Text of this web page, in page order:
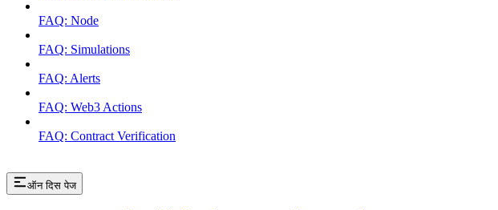
FAQ: Node
FAQ: Simulations
FAQ: Alerts
FAQ: Web3 Actions
FAQ: Contract Verification
ऑन दिस पेज